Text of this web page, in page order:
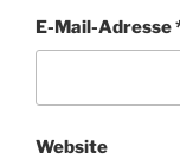
E-Mail-Adresse
Website